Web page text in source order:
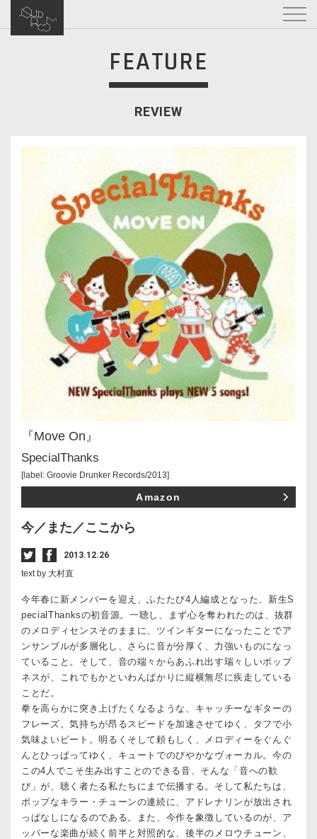
FEATURE
REVIEW
『Move On』
SpecialThanks
[label: Groovie Drunker Records/2013]
Amazon
今／また／ここから
2013.12.26
text by 大村直
今年春に新メンバーを迎え、ふたたび4人編成となった、新生S
pecialThanksの初音源。一聴し、まず心を奪われたのは、抜群
のメロディセンスそのままに、ツインギターになったことでア
ンサンブルが多層化し、さらに音が分厚く、力強いものになっ
ていること。そして、音の端々からあふれ出す瑞々しいポップ
ネスが、これでもかといわんばかりに縦横無尽に疾走している
ことだ。
拳を高らかに突き上げたくなるような、キャッチーなギターの
フレーズ。気持ちが昂るスピードを加速させてゆく、タフで小
気味よいビート。明るくそして頼もしく、メロディーをぐんぐ
んとひっぱってゆく、キュートでのびやかなヴォーカル。今の
この4人でこそ生み出すことのできる音、そんな「音への歓
び」が、聴く者たる私たちにまで伝播する。そして私たちは、
ポップなキラー・チューンの連続に、アドレナリンが放出され
っぱなしになるのである。また、今作を象徴しているのが、ア
ッパーな楽曲が続く前半と対照的な、後半のメロウチューン、